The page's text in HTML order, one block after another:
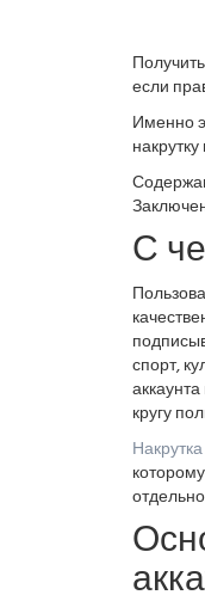
если
Именно
С
спорт,
кругу